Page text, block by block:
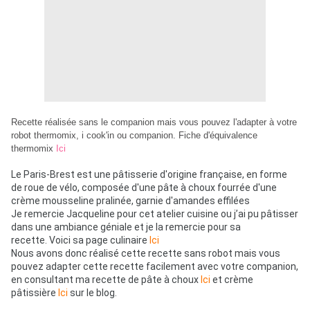
Recette réalisée sans le companion mais vous pouvez l'adapter à votre
robot thermomix, i cook'in ou companion. Fiche d'équivalence
thermomix Ici
Le Paris-Brest est une pâtisserie d'origine française, en forme
de roue de vélo, composée d'une pâte à choux fourrée d'une
crème mousseline pralinée, garnie d'amandes effilées
Je remercie Jacqueline pour cet atelier cuisine ou j’ai pu pâtisser
dans une ambiance géniale et je la remercie pour sa
recette. Voici sa page culinaire Ici
Nous avons donc réalisé cette recette sans robot mais vous
pouvez adapter cette recette facilement avec votre companion,
en consultant ma recette de pâte à choux Ici et crème
pâtissière Ici sur le blog.